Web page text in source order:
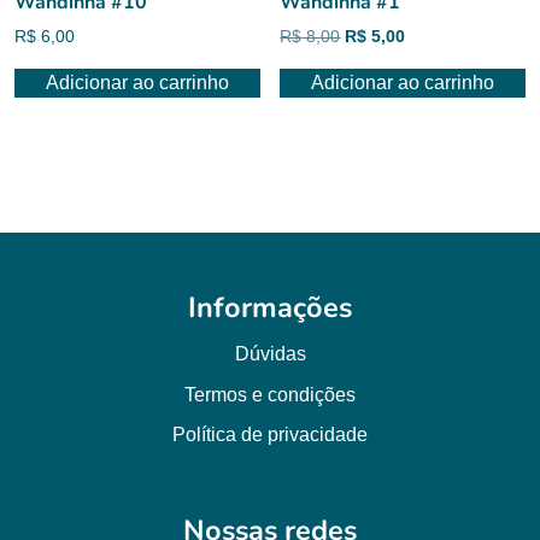
R$ 6,00
Adicionar ao carrinho
R$8,00 O
original
R$ 5,00O
atual
Adicionar ao carrinho
Informações
Dúvidas
Termos e condições
Política de privacidade
Nossas redes